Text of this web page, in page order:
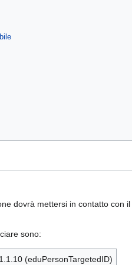
dovrà mettersi in contatto
sono:
(eduPersonTargetedID)